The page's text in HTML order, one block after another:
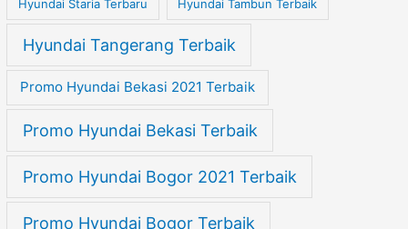
Hyundai Staria Terbaru Hyundai Tambun Terbaik
Hyundai Tangerang Terbaik
Promo Hyundai Bekasi 2021 Terbaik
Promo Hyundai Bekasi Terbaik
Promo Hyundai Bogor 2021 Terbaik
Promo Hyundai Bogor Terbaik